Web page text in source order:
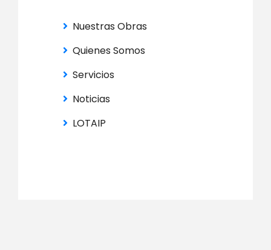
Nuestras Obras
Quienes Somos
Servicios
Noticias
LOTAIP